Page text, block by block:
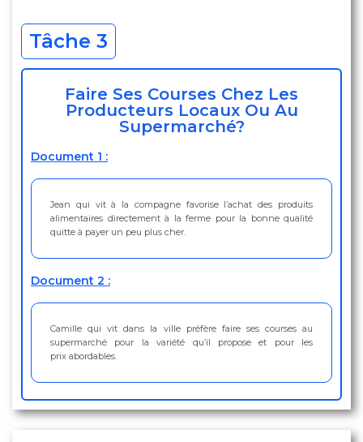
Tâche 3
Faire Ses Courses Chez Les
Producteurs Locaux Ou Au
Supermarché?
Document 1 :
Jean qui vit à la compagne favorise l’achat des produits
alimentaires directement à la ferme pour la bonne qualité
quitte à payer un peu plus cher.
Document 2 :
Camille qui vit dans la ville préfère faire ses courses au
supermarché pour la variété qu’il propose et pour les
prix abordables.